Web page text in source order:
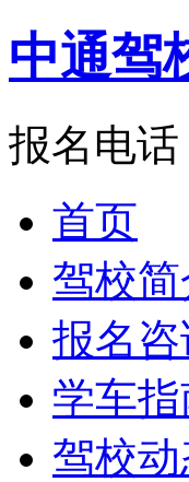
中通驾
报名电话
首页
驾校简
报名咨
学车
驾校